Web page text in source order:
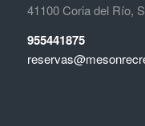
41100 Coria del Río,
955441875